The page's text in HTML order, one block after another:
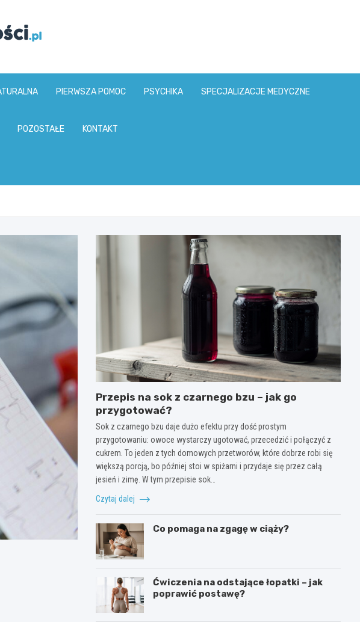
PIERWSZA POMOC PSYCHIKA SPECJALIZACJE MEDYCZNE
POZOSTAŁE KONTAKT
Przepis na sok z czarnego bzu – jak go
przygotować?
Sok z czarnego bzu daje dużo efektu przy dość prostym
przygotowaniu: owoce wystarczy ugotować, przecedzić i połączyć z
cukrem. To jeden z tych domowych przetworów, które dobrze robi się
większą porcją, bo później stoi w spiżarni i przydaje się przez całą
jesień i zimę. W tym przepisie sok…
Czytaj dalej
Co pomaga na zgagę w ciąży?
Ćwiczenia na odstające łopatki – jak
poprawić postawę?